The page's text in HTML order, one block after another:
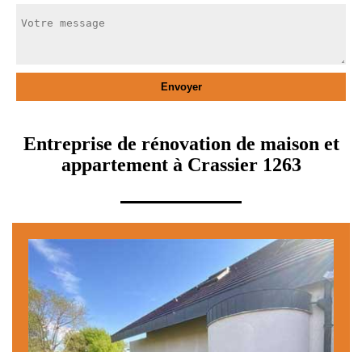
Entreprise de rénovation de maison et
appartement à Crassier 1263